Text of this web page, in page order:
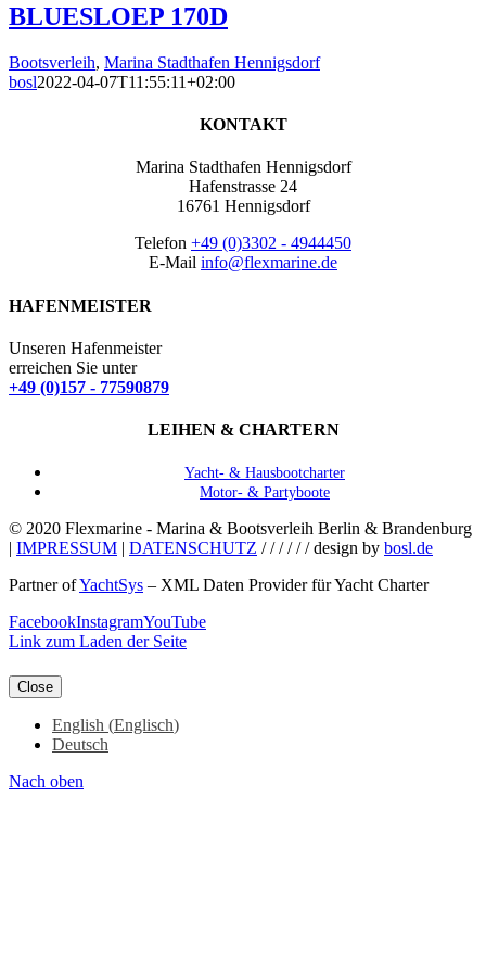
BLUESLOEP 170D
Bootsverleih, Marina Stadthafen Hennigsdorf
bosl2022-04-07T11:55:11+02:00
KONTAKT
Marina Stadthafen Hennigsdorf
Hafenstrasse 24
16761 Hennigsdorf
Telefon +49 (0)3302 - 4944450
E-Mail info@flexmarine.de
HAFENMEISTER
Unseren Hafenmeister
erreichen Sie unter
+49 (0)157 - 77590879
LEIHEN & CHARTERN
Yacht- & Hausbootcharter
Motor- & Partyboote
© 2020 Flexmarine - Marina & Bootsverleih Berlin & Brandenburg
| IMPRESSUM | DATENSCHUTZ / / / / / / design by bosl.de
Partner ofYachtSys – XML Daten Provider für Yacht Charter
FacebookInstagramYouTube
Link zum Laden der Seite
Close
English (Englisch)
Deutsch
Nach oben